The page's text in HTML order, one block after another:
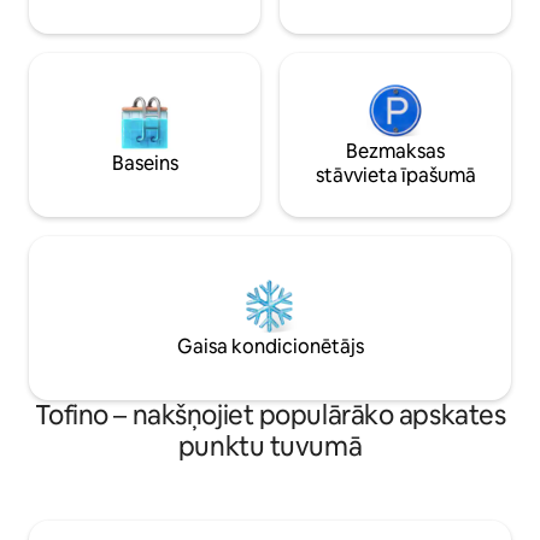
Baseins
Bezmaksas
stāvvieta īpašumā
Gaisa kondicionētājs
Tofino – nakšņojiet populārāko apskates
punktu tuvumā